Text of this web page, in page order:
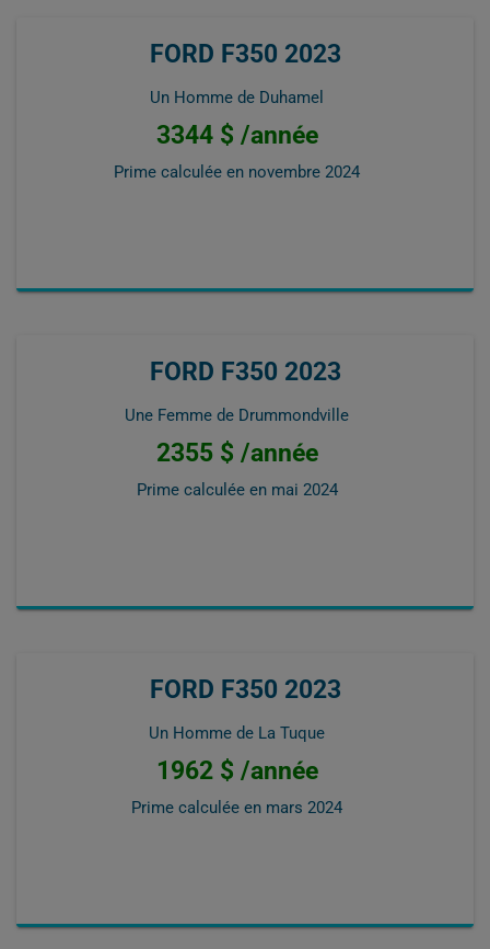
FORD F350 2023
Un Homme de Duhamel
3344 $ /année
Prime calculée en novembre 2024
FORD F350 2023
Une Femme de Drummondville
2355 $ /année
Prime calculée en mai 2024
FORD F350 2023
Un Homme de La Tuque
1962 $ /année
Prime calculée en mars 2024